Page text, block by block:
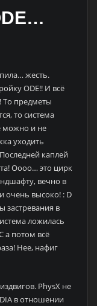
жесть.
ODE!! И всё
То предметы
то система
можно и не
уходить
каплей
Оооо… это цирк
вечно в
очень высоко! : D
в
ложилась
а потом всё
Нее, нафиг
PhysX не
в отношении